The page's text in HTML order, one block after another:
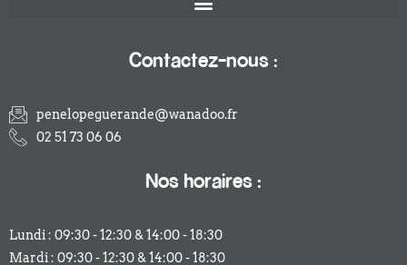
Contactez-nous :
penelopeguerande@wanadoo.fr
02 51 73 06 06
Nos horaires :
Lundi : 09:30 - 12:30 & 14:00 - 18:30
Mardi : 09:30 - 12:30 & 14:00 - 18:30